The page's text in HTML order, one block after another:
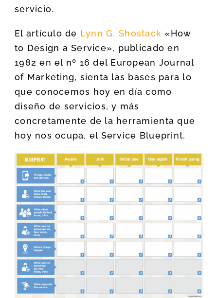
servicio.
El artículo de Lynn G. Shostack «How
to Design a Service», publicado en
1982 en el nº 16 del European Journal
of Marketing, sienta las bases para lo
que conocemos hoy en día como
diseño de servicios, y más
concretamente de la herramienta que
hoy nos ocupa, el Service Blueprint.